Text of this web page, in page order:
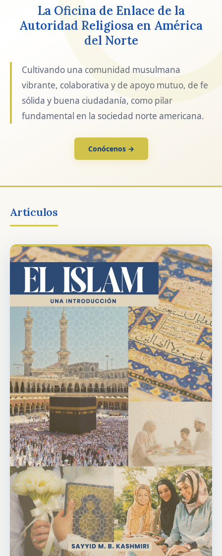
La Oficina de Enlace de la
Autoridad Religiosa en América
del Norte
Cultivando una comunidad musulmana
vibrante, colaborativa y de apoyo mutuo, de fe
sólida y buena ciudadanía, como pilar
fundamental en la sociedad norte americana.
Conócenos →
Artículos